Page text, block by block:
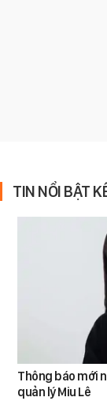
TIN NỔI BẬT
Thông báo mới
quản lý Miu Lê